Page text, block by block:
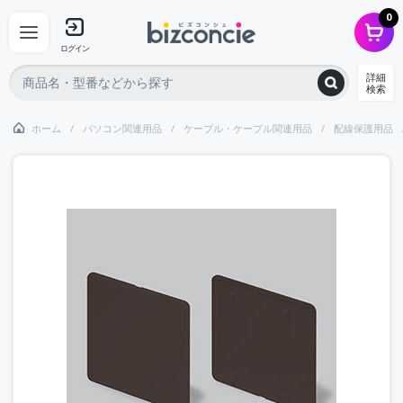
ログイン
0
詳細
検索
ホーム パソコン関連用品 ケーブル・ケーブル関連用品 配線保護用品